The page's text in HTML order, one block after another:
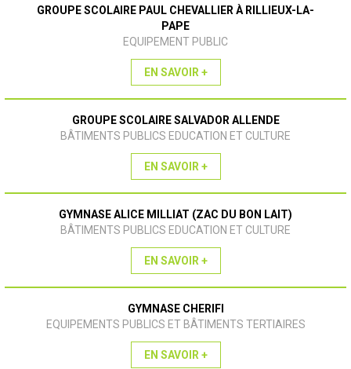
GROUPE SCOLAIRE PAUL CHEVALLIER À RILLIEUX-LA-
PAPE
EQUIPEMENT PUBLIC
EN SAVOIR +
GROUPE SCOLAIRE SALVADOR ALLENDE
BÂTIMENTS PUBLICS EDUCATION ET CULTURE
EN SAVOIR +
GYMNASE ALICE MILLIAT (ZAC DU BON LAIT)
BÂTIMENTS PUBLICS EDUCATION ET CULTURE
EN SAVOIR +
GYMNASE CHERIFI
EQUIPEMENTS PUBLICS ET BÂTIMENTS TERTIAIRES
EN SAVOIR +